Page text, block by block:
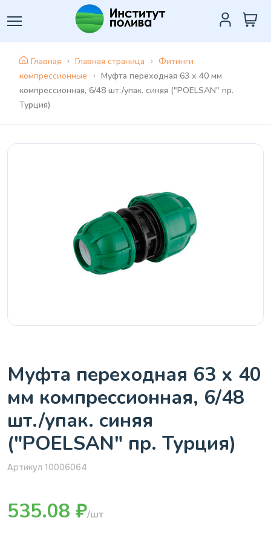
Главная Главная страница
Фитинги
компрессионные
Муфта переходная 63 х 40 мм
компрессионная, 6/48 шт./упак. синяя ("POELSAN" пр.
Турция)
Муфта переходная 63 х 40
мм компрессионная, 6/48
шт./упак. синяя
("POELSAN" пр. Турция)
Артикул 10006064
535.08 ₽/шт